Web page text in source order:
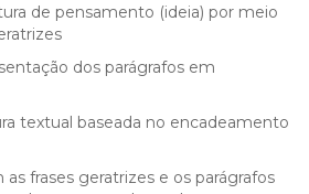
de pensamento (ideia) por meio
dos parágrafos em
textual baseada no encadeamento
frases geratrizes e os parágrafos